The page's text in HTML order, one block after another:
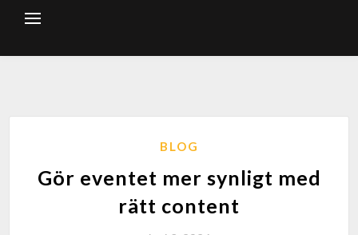
BLOG
Gör eventet mer synligt med
rätt content